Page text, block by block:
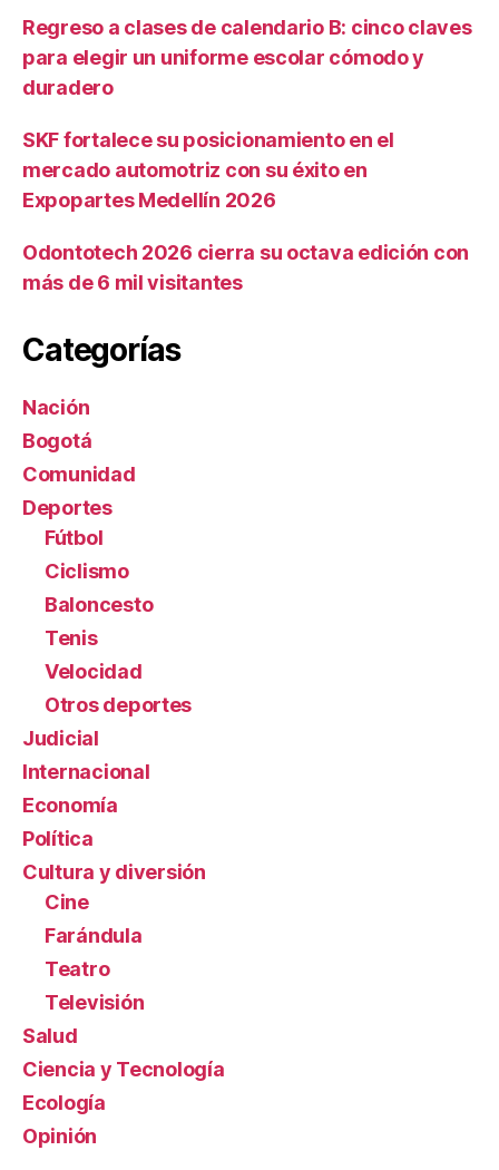
Regreso a clases de calendario B: cinco claves
para elegir un uniforme escolar cómodo y
duradero
SKF fortalece su posicionamiento en el
mercado automotriz con su éxito en
Expopartes Medellín 2026
Odontotech 2026 cierra su octava edición con
más de 6 mil visitantes
Categorías
Nación
Bogotá
Comunidad
Deportes
Fútbol
Ciclismo
Baloncesto
Tenis
Velocidad
Otros deportes
Judicial
Internacional
Economía
Política
Cultura y diversión
Cine
Farándula
Teatro
Televisión
Salud
Ciencia y Tecnología
Ecología
Opinión